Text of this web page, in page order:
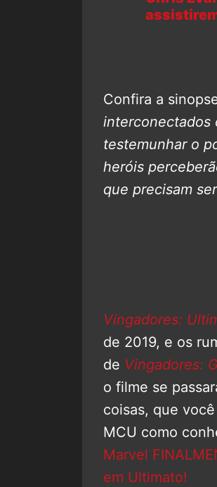
Confira a
interconectados
testemunhar o
heróis
que precisam
Vingadores:
de 2019, e os
de Vingadores:
o filme se
coisas, que
MCU como
Marvel
em Ultimato!